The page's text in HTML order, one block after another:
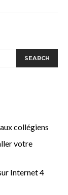
SEARCH
collégiens
votre
Internet 4